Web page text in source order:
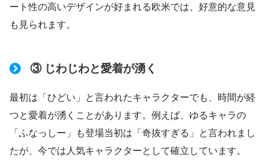
ート性の高いデザインが好まれる欧米では、好意的な意見
も見られます。
③ じわじわと愛着が湧く
最初は「ひどい」と言われたキャラクターでも、時間が経
つと愛着が湧くことがあります。例えば、ゆるキャラの
「ふなっしー」も登場当初は「奇抜すぎる」と言われまし
たが、今では人気キャラクターとして確立しています。